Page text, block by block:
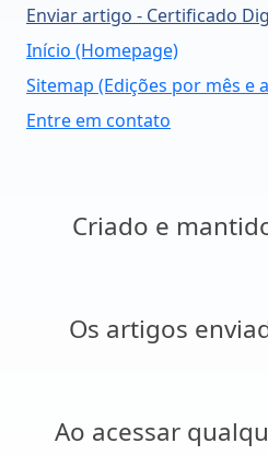
Enviar artigo - Certificado
Início (Homepage)
Sitemap (Edições por mês e
Entre em contato
Criado e
Os artigos
Ao acessar